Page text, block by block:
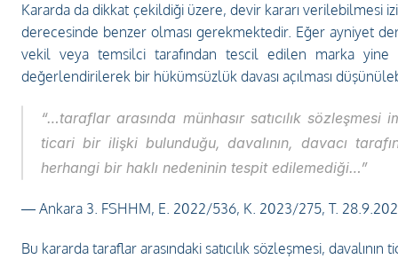
Kararda da dikkat çekildiği üzere, devir kararı verilebilmesi
derecesinde benzer olması gerekmektedir. Eğer ayniyet
vekil veya temsilci tarafından tescil edilen marka
değerlendirilerek bir hükümsüzlük davası açılması
“…taraflar arasında münhasır satıcılık
ticari bir ilişki bulunduğu, davalının, davacı
herhangi bir haklı nedeninin tespit edilemediği…”
— Ankara 3. FSHHM, E. 2022/536, K. 2023/275, T.
Bu kararda taraflar arasındaki satıcılık sözleşmesi,